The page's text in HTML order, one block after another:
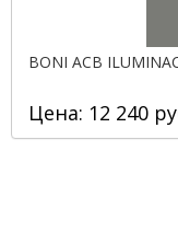
BONI ACB
Цена: 12 240